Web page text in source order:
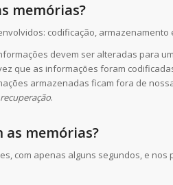
memórias?
codificação, armazenamento
devem ser alteradas para
que as informações foram
armazenadas ficam fora de
recuperação.
memórias?
com apenas alguns segundos, e